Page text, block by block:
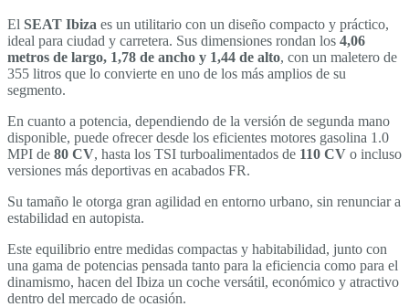
El SEAT Ibiza es un utilitario con un diseño compacto y práctico,
ideal para ciudad y carretera. Sus dimensiones rondan los 4,06
metros de largo, 1,78 de ancho y 1,44 de alto, con un maletero de
355 litros que lo convierte en uno de los más amplios de su
segmento.
En cuanto a potencia, dependiendo de la versión de segunda mano
disponible, puede ofrecer desde los eficientes motores gasolina 1.0
MPI de 80 CV, hasta los TSI turboalimentados de 110 CV o incluso
versiones más deportivas en acabados FR.
Su tamaño le otorga gran agilidad en entorno urbano, sin renunciar a
estabilidad en autopista.
Este equilibrio entre medidas compactas y habitabilidad, junto con
una gama de potencias pensada tanto para la eficiencia como para el
dinamismo, hacen del Ibiza un coche versátil, económico y atractivo
dentro del mercado de ocasión.